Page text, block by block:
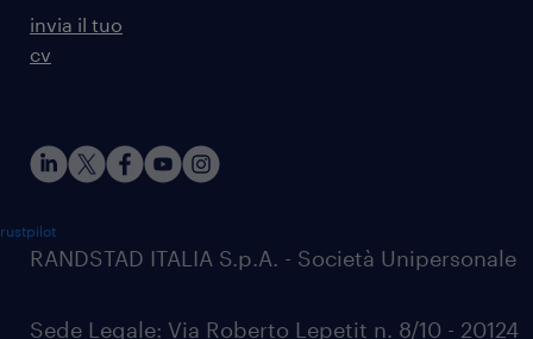
invia il tuo
cv
RANDSTAD ITALIA S.p.A. - Società Unipersonale
Sede Legale: Via Roberto Lepetit n. 8/10 - 20124